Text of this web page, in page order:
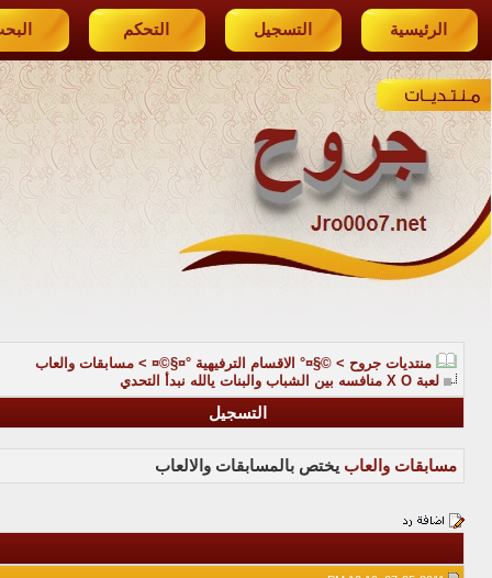
الرئيسية التسجيل التحكم
منتديات جروح > ©§¤° الاقسام الترفيهية °¤§©¤ > مسابقات والعاب
لعبة X O منافسه بين الشباب والبنات يالله نبدأ التحدي
التسجيل
مسابقات والعاب يختص بالمسابقات والالعاب